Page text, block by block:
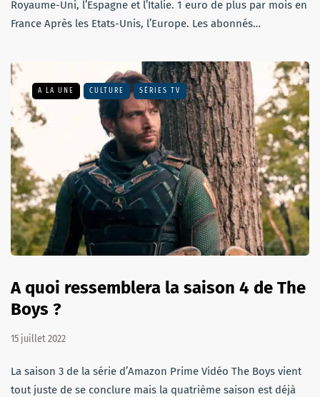
Royaume-Uni, l’Espagne et l’Italie. 1 euro de plus par mois en
France Après les Etats-Unis, l’Europe. Les abonnés…
A LA UNE CULTURE SÉRIES TV
A quoi ressemblera la saison 4 de The
Boys ?
15 juillet 2022
La saison 3 de la série d’Amazon Prime Vidéo The Boys vient
tout juste de se conclure mais la quatrième saison est déjà